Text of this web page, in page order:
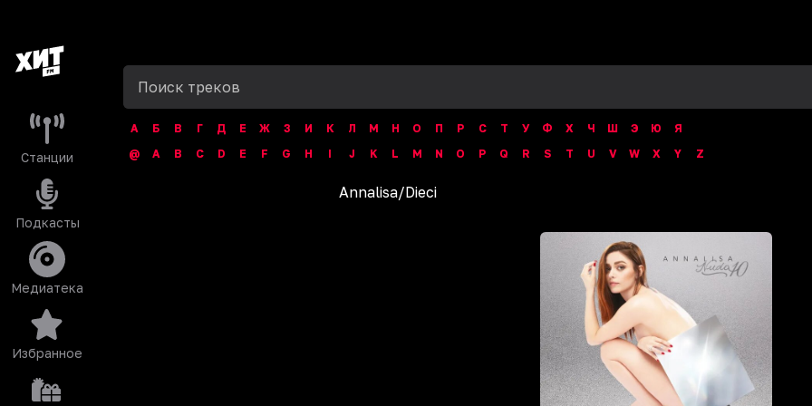
Станции
Подкасты
Медиатека
Избранное
А Б В Г Д Е Ж З И К Л М Н О П Р С Т У Ф Х Ч Ш Э Ю
Я
@
A B C D E F G H I J K L M N O P Q R S T U V W X Y Z
Annalisa/Dieci